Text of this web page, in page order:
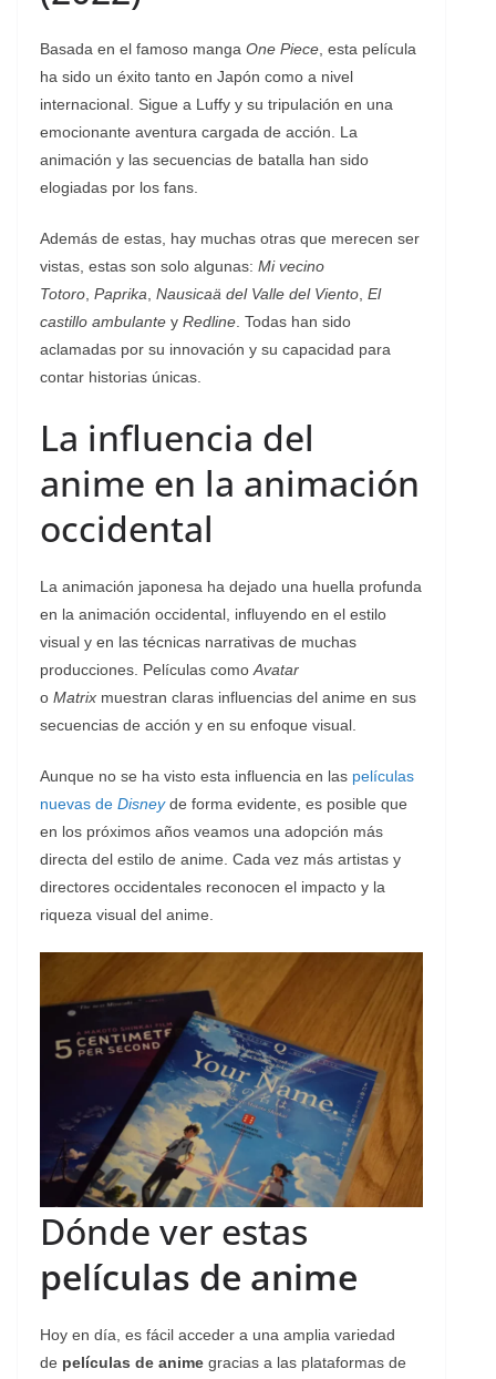
Basada en el famoso manga One Piece , esta película
ha sido un éxito tanto en Japón como a nivel
internacional. Sigue a Luffy y su tripulación en una
emocionante aventura cargada de acción. La
animación y las secuencias de batalla han sido
elogiadas por los fans.
Además de estas, hay muchas otras que merecen ser
vistas, estas son solo algunas: Mi vecino
Totoro Paprika Nausicaä del Valle del Viento El
castillo ambulante y Redline . Todas han sido
aclamadas por su innovación y su capacidad para
contar historias únicas.
La influencia del
anime en la animación
occidental
La animación japonesa ha dejado una huella profunda
en la animación occidental, influyendo en el estilo
visual y en las técnicas narrativas de muchas
producciones. Películas como Avatar
o Matrix muestran claras influencias del anime en sus
secuencias de acción y en su enfoque visual.
Aunque no se ha visto esta influencia en las películas
nuevas de Disneyde forma evidente, es posible que
en los próximos años veamos una adopción más
directa del estilo de anime. Cada vez más artistas y
directores occidentales reconocen el impacto y la
riqueza visual del anime.
Dónde ver estas
películas de anime
Hoy en día, es fácil acceder a una amplia variedad
de películas de anime gracias a las plataformas de